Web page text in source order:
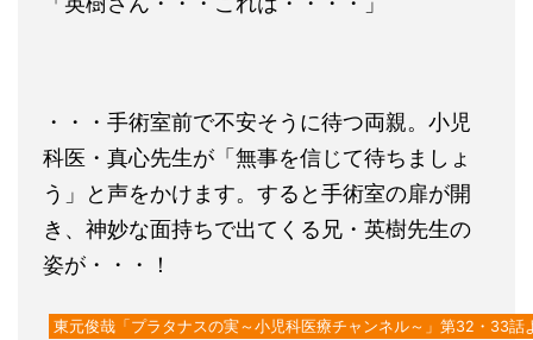
・・・手術室前で不安そうに待つ両親。小児
科医・真心先生が「無事を信じて待ちましょ
う」と声をかけます。すると手術室の扉が開
き、神妙な面持ちで出てくる兄・英樹先生の
姿が・・・！
東元俊哉「プラタナスの実～小児科医療チャンネル～」第32・33話